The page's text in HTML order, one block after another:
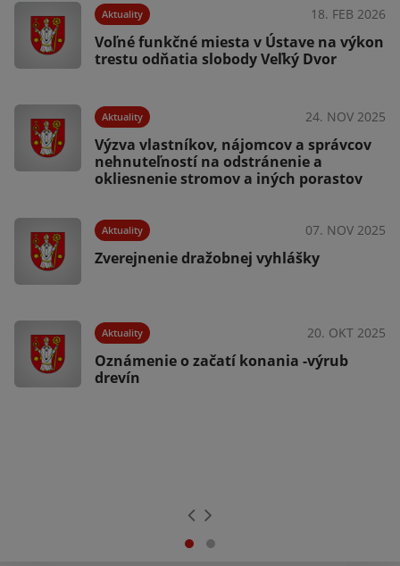
Aktuality 18. FEB 2026
Voľné funkčné miesta v Ústave na výkon
trestu odňatia slobody Veľký Dvor
Aktuality 24. NOV 2025
Výzva vlastníkov, nájomcov a správcov
nehnuteľností na odstránenie a
okliesnenie stromov a iných porastov
Aktuality 07. NOV 2025
Zverejnenie dražobnej vyhlášky
Aktuality 20. OKT 2025
Oznámenie o začatí konania -výrub
drevín